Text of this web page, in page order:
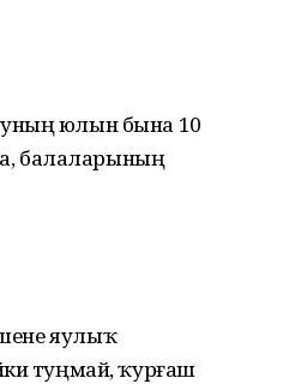
уның юлын бына 10
балаларының
яулыҡ
туңмай, ҡурғаш